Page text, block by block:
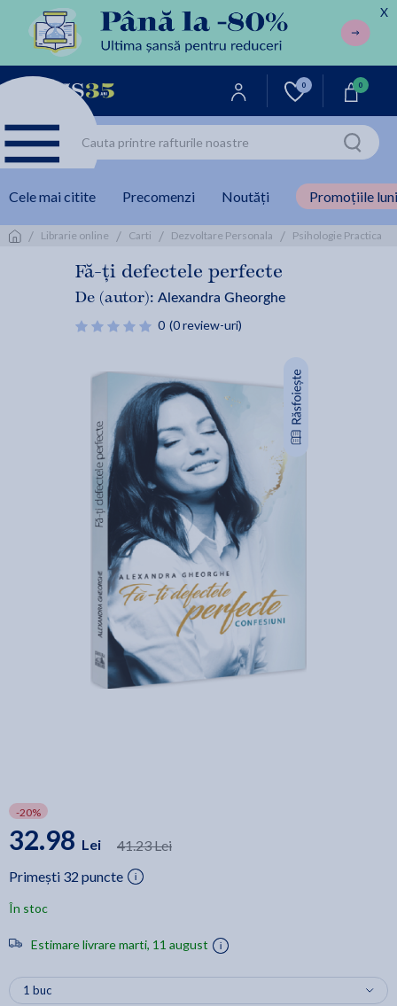
X
0 0
Cele mai citite Precomenzi Noutăți Promoțiile
/ Librarie online / Carti / Dezvoltare Personala / Psihologie Practica
Fă-ți defectele perfecte
De (autor): Alexandra Gheorghe
0 (0 review-uri)
-20%
32.98 Lei
41.23 Lei
Primești 32 puncte
În stoc
Estimare livrare marti, 11 august